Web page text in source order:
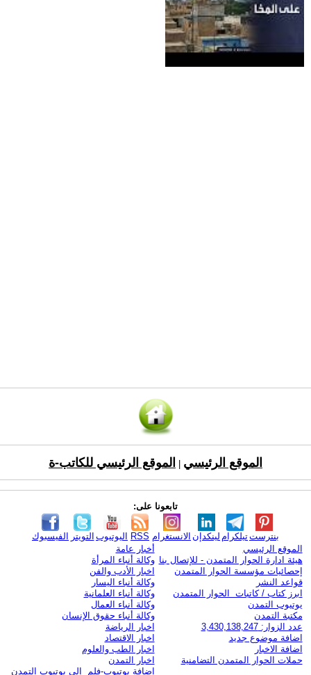
الموقع الرئيسي الموقع الرئيسي للكاتب-ة
تابعونا على:
الفيسبوك التويتر اليوتيوب RSS الانستغرام لينكدإن تيلكرامبنترست
الموقع الرئيسي
هيئة ادارة الحوار المتمدن - للإتصال بنا
إحصائيات مؤسسة الحوار المتمدن
قواعد النشر
ابرز كتاب / كاتبات الحوار المتمدن
يوتيوب التمدن
مكتبة التمدن
عدد الزوار: 3,430,138,247
اضافة موضوع جديد
اضافة الاخبار
حملات الحوار المتمدن التضامنية
أخبار عامة
وكالة أنباء المرأة
اخبار الأدب والفن
وكالة أنباء اليسار
وكالة أنباء العلمانية
وكالة أنباء العمال
وكالة أنباء حقوق الإنسان
اخبار الرياضة
اخبار الاقتصاد
اخبار الطب والعلوم
اخبار التمدن
إضافة يوتيوب-فلم إلى يوتيوب التمدن